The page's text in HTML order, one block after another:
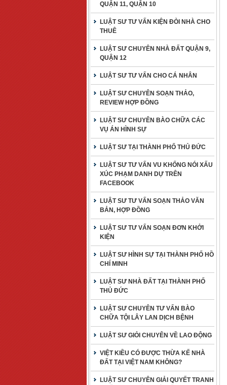
QUẬN 11, QUẬN 10
LUẬT SƯ TƯ VẤN KIỆN ĐÒI NHÀ CHO
THUÊ
LUẬT SƯ CHUYÊN NHÀ ĐẤT QUẬN 9,
QUẬN 12
LUẬT SƯ TƯ VẤN CHO CÁ NHÂN
LUẬT SƯ CHUYÊN SOẠN THẢO,
REVIEW HỢP ĐỒNG
LUẬT SƯ CHUYÊN BÀO CHỮA CÁC
VỤ ÁN HÌNH SỰ
LUẬT SƯ TẠI THÀNH PHỐ THỦ ĐỨC
LUẬT SƯ TƯ VẤN VU KHỐNG NÓI XẤU
XÚC PHẠM DANH DỰ TRÊN
FACEBOOK
LUẬT SƯ TƯ VẤN SOẠN THẢO VĂN
BẢN, HỢP ĐỒNG
LUẬT SƯ TƯ VẤN SOẠN ĐƠN KHỞI
KIỆN
LUẬT SƯ HÌNH SỰ TẠI THÀNH PHỐ HỒ
CHÍ MINH
LUẬT SƯ NHÀ ĐẤT TẠI THÀNH PHỐ
THỦ ĐỨC
LUẬT SƯ CHUYÊN TƯ VẤN BÀO
CHỮA TỘI LÂY LAN DỊCH BỆNH
LUẬT SƯ GIỎI CHUYÊN VỀ LAO ĐỘNG
VIỆT KIỀU CÓ ĐƯỢC THỪA KẾ NHÀ
ĐẤT TẠI VIỆT NAM KHÔNG?
LUẬT SƯ CHUYÊN GIẢI QUYẾT TRANH